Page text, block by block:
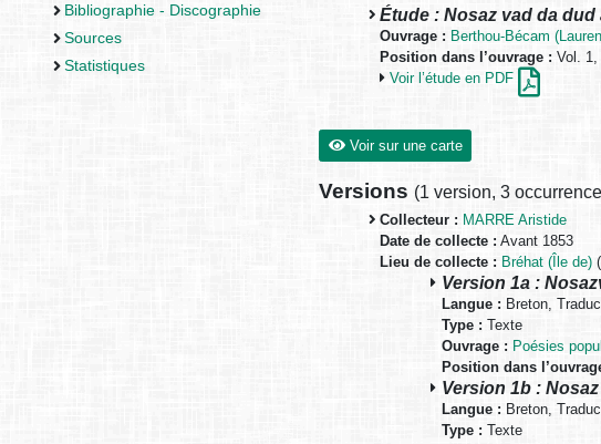
Bibliographie - Discographie
Sources
Statistiques
Étude : Nosaz vad da dud
Ouvrage : Berthou-Bécam
Position dans l’ouvrage : Vol. 1,
Voir l’étude en PDF
Voir sur une carte
Versions (1 version, 3
Collecteur : MARRE Aristide
Date de collecte : Avant 1853
Lieu de collecte : Bréhat (Île de) (
Version 1a :
Langue : Breton,
Type : Texte
Ouvrage : Poésies
Position dans
Version 1b :
Langue : Breton,
Type : Texte